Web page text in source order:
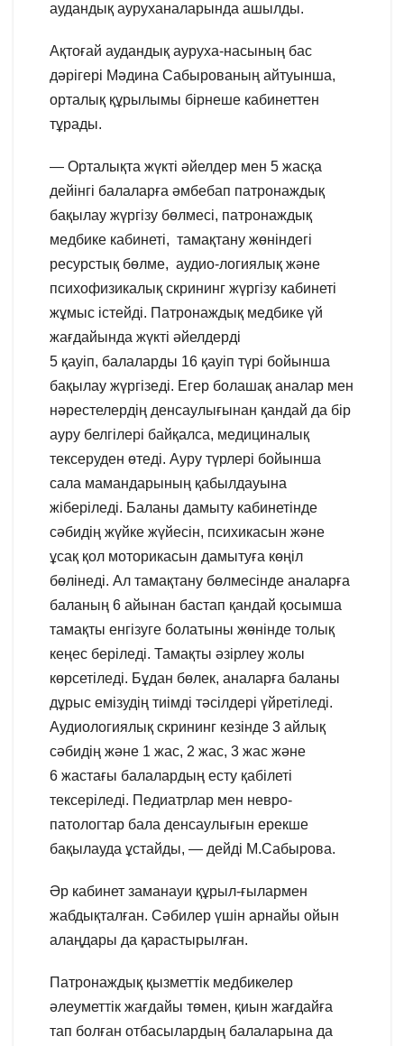
аудандық ауруханаларында ашылды.
Ақтоғай аудандық ауруха-насының бас
дәрігері Мәдина Сабырованың айтуынша,
орталық құрылымы бірнеше кабинеттен
тұрады.
— Орталықта жүкті әйелдер мен 5 жасқа
дейінгі балаларға әмбебап патронаждық
бақылау жүргізу бөлмесі, патронаждық
медбике кабинеті, тамақтану жөніндегі
ресурстық бөлме, аудио-логиялық және
психофизикалық скрининг жүргізу кабинеті
жұмыс істейді. Патронаждық медбике үй
жағдайында жүкті әйелдерді
5 қауіп, балаларды 16 қауіп түрі бойынша
бақылау жүргізеді. Егер болашақ аналар мен
нәрестелердің денсаулығынан қандай да бір
ауру белгілері байқалса, медициналық
тексеруден өтеді. Ауру түрлері бойынша
сала мамандарының қабылдауына
жіберіледі. Баланы дамыту кабинетінде
сәбидің жүйке жүйесін, психикасын және
ұсақ қол моторикасын дамытуға көңіл
бөлінеді. Ал тамақтану бөлмесінде аналарға
баланың 6 айынан бастап қандай қосымша
тамақты енгізуге болатыны жөнінде толық
кеңес беріледі. Тамақты әзірлеу жолы
көрсетіледі. Бұдан бөлек, аналарға баланы
дұрыс емізудің тиімді тәсілдері үйретіледі.
Аудиологиялық скрининг кезінде 3 айлық
сәбидің және 1 жас, 2 жас, 3 жас және
6 жастағы балалардың есту қабілеті
тексеріледі. Педиатрлар мен невро-
патологтар бала денсаулығын ерекше
бақылауда ұстайды, — дейді М.Сабырова.
Әр кабинет заманауи құрыл-ғылармен
жабдықталған. Сәбилер үшін арнайы ойын
алаңдары да қарастырылған.
Патронаждық қызметтік медбикелер
әлеуметтік жағдайы төмен, қиын жағдайға
тап болған отбасылардың балаларына да